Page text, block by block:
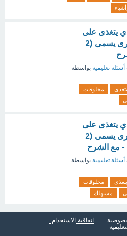
يتغذى على
مخلوقات حية اخرى يسمى (2
أسئلة تعليمية بواسطة
يتغذى
مخلوقات
يتغذى على
مخلوقات حية اخرى يسمى (2
مع الشرح
أسئلة تعليمية بواسطة
يتغذى
مخلوقات
مستهلك
اتفاقية الاستخدام